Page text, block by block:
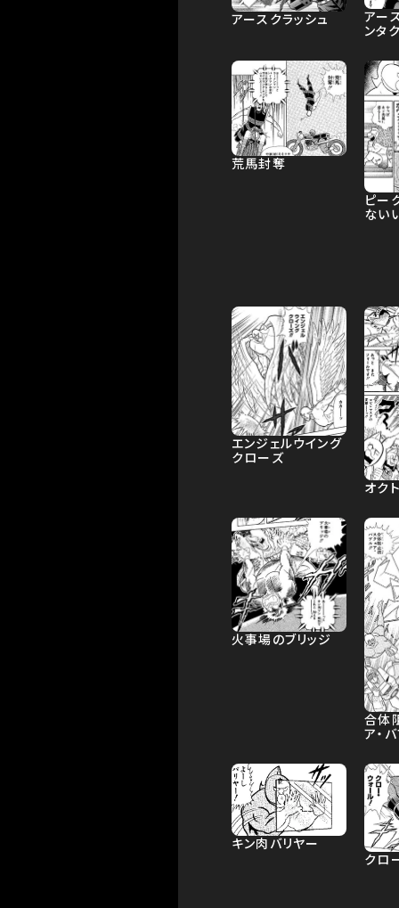
アースクラッシュ
アー
ンタ
荒馬封奪
ピー
ない
エンジェルウイング
クローズ
オク
火事場のブリッジ
合体
ア・
キン肉バリヤー
クロ